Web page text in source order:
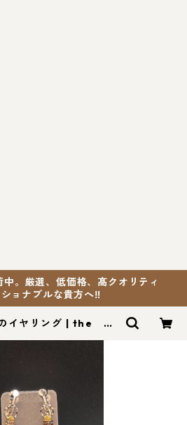
。厳選、低価格、髙クオリティ
ョナブルな貴方へ‼️
イヤリング | the Ak